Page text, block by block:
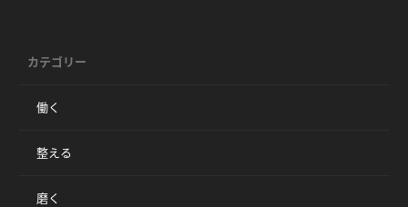
カテゴリー
働く
整える
磨く